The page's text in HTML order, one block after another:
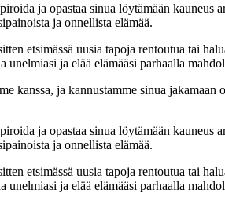
ja opastaa sinua löytämään kauneus
ja onnellista elämää.
etsimässä uusia tapoja rentoutua tai
ja elää elämääsi parhaalla
ja kannustamme sinua jakamaan
ja opastaa sinua löytämään kauneus
ja onnellista elämää.
etsimässä uusia tapoja rentoutua tai
ja elää elämääsi parhaalla